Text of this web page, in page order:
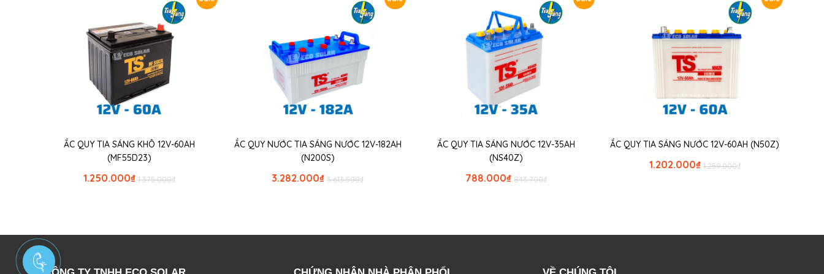
ẮC QUY TIA SÁNG KHÔ 12V-60AH
(MF55D23)
₫
1.375.000
₫
1.250.000
ẮC QUY NƯỚC TIA SÁNG NƯỚC 12V-182AH
(N200S)
₫
3.613.500
₫
3.282.000
ẮC QUY TIA SÁNG NƯỚC 12V-35AH
(NS40Z)
₫
843.700
₫
788.000
ẮC QUY TIA SÁNG NƯỚC 12V-60AH (N50Z)
₫
1.259.000
₫
1.202.000